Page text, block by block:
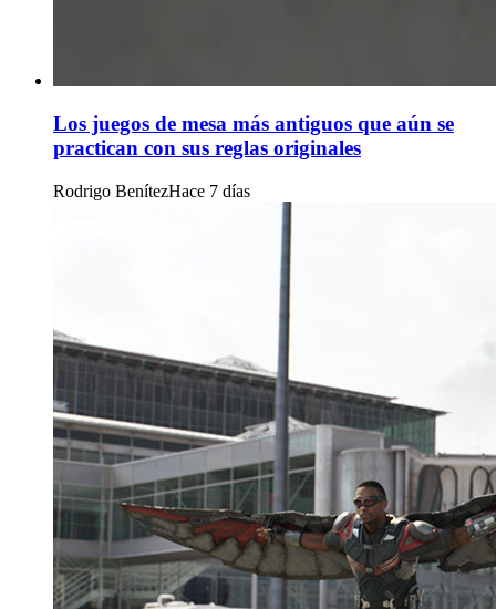
Los juegos de mesa más antiguos que aún se
practican con sus reglas originales
Rodrigo BenítezHace 7 días